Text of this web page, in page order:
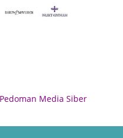
Pedoman Media Siber